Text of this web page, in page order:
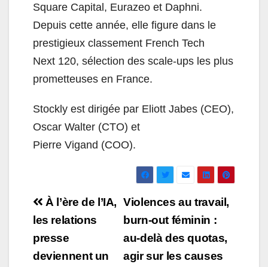
Square Capital, Eurazeo et Daphni.
Depuis cette année, elle figure dans le
prestigieux classement French Tech
Next 120, sélection des scale-ups les plus
prometteuses en France.
Stockly est dirigée par Eliott Jabes (CEO),
Oscar Walter (CTO) et
Pierre Vigand (COO).
Navigation
de
l’article
Violences au travail,
burn-out féminin :
au-delà des quotas,
agir sur les causes
À l’ère de l’IA,
les relations
presse
deviennent un